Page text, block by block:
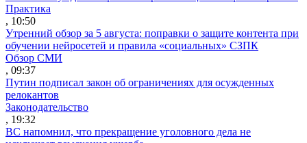
Практика
, 10:50
Утренний обзор за 5 августа: поправки о защите контента при
обучении нейросетей и правила «социальных» СЗПК
Обзор СМИ
, 09:37
Путин подписал закон об ограничениях для осужденных
релокантов
Законодательство
, 19:32
ВС напомнил, что прекращение уголовного дела не